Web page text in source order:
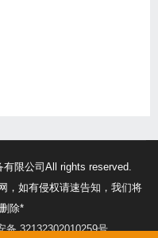
限公司All rights reserved.
，如有侵权请速告知，我们将
除*
备 32132302010259号